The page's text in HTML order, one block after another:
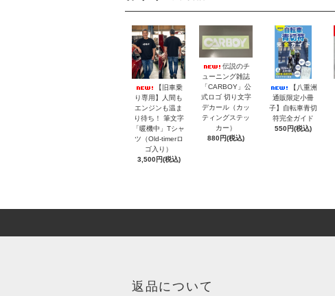
【旧車乗
り専用】人間も
エンジンも温ま
り待ち！ 筆文字
「暖機中」Tシャ
ツ（Old-timerロ
ゴ入り）
3,500円(税込)
伝説のチ
ューニング雑誌
「CARBOY」公
式ロゴ 切り文字
デカール（カッ
ティングステッ
カー）
880円(税込)
【八重洲
通販限定小冊
子】自転車青切
符完全ガイド
550円(税込)
返品について